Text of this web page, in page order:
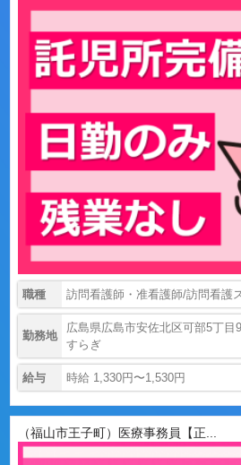
職種 訪問看護師・准看護師/訪問看護
勤務地
広島県広島市安佐北区可部5丁
すらぎ
給与 時給 1,330円〜1,530円
（福山市王子町）医療事務員【正...